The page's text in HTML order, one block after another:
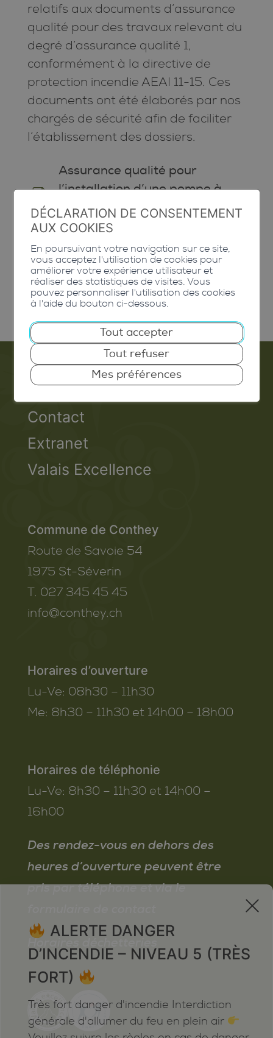
relatifs aux documents d’assurance
qualité pour des travaux relevant du
degré d’assurance qualité 1,
conformément à la directive de
protection incendie AEAI 11-15. Ces
documents ont été élaborés par nos
chargés de sécurité afin de faciliter
l’établissement des dossiers.
Assurance qualité pour
l’installation d’une pompe à
chaleur (PAC) située à
l’extérieur du bâtiment
Assurance qualité pour
l’installation de panneaux
solaires
Emploi
Contact
Extranet
Valais Excellence
Commune de Conthey
Route de Savoie 54
1975 St-Séverin
T. 027 345 45 45
info@conthey.ch
Horaires d’ouverture
Lu-Ve: 08h30 – 11h30
Me: 8h30 – 11h30 et 14h00 – 18h00
Horaires de téléphonie
Lu-Ve: 8h30 – 11h30 et 14h00 –
16h00
Des rendez-vous en dehors des
heures d’ouverture peuvent être
pris par téléphone et via le
Horaires déchetteries
x
ALERTE DANGER
D’INCENDIE – NIVEAU 5 (TRÈS
FORT)
Très fort danger d'incendie Interdiction
générale d'allumer du feu en plein air
DÉCLARATION DE CONSENTEMENT
AUX COOKIES
En poursuivant votre navigation sur ce site,
vous acceptez l'utilisation de cookies pour
améliorer votre expérience utilisateur et
réaliser des statistiques de visites. Vous
pouvez personnaliser l'utilisation des cookies
à l'aide du bouton ci-dessous.
Tout accepter
Tout refuser
Mes préférences